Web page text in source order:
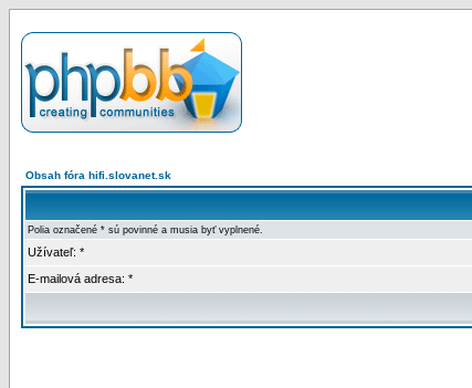
Obsah fóra hifi.slovanet.sk
Polia označené * sú povinné a musia byť vyplnené.
Užívateľ: *
E-mailová adresa: *